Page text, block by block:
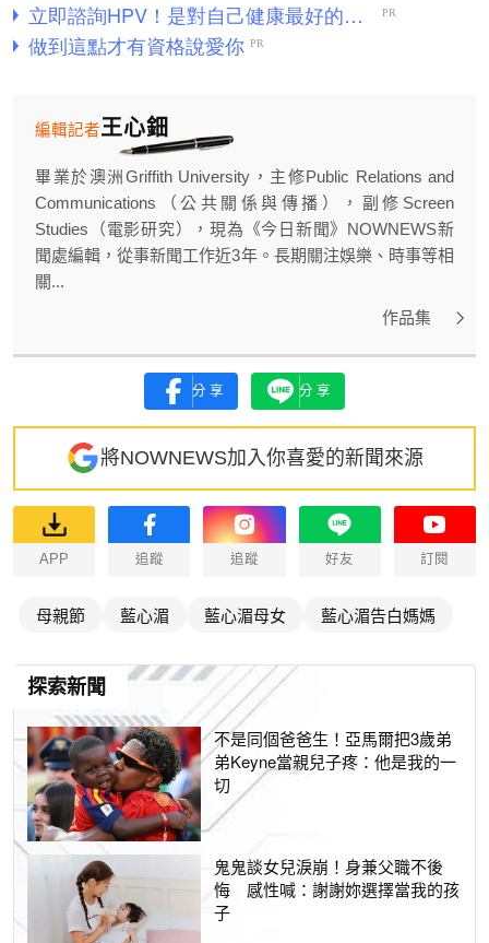
王心鈿
編輯記者
畢業於澳洲Griffith University，主修Public Relations and
Communications（公共關係與傳播），副修Screen
Studies（電影研究），現為《今日新聞》NOWNEWS新
聞處編輯，從事新聞工作近3年。長期關注娛樂、時事等相
關...
作品集
分享 分享
將NOWNEWS加入你喜愛的新聞來源
APP 追蹤 追蹤 好友 訂閱
母親節 藍心湄 藍心湄母女 藍心湄告白媽媽
探索新聞
不是同個爸爸生！亞馬爾把3歲弟
弟Keyne當親兒子疼：他是我的一
切
鬼鬼談女兒淚崩！身兼父職不後
悔 感性喊：謝謝妳選擇當我的孩
子